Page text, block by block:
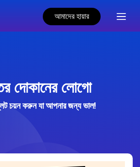
আমাদের হায়ার
দোকানের লোগো
চয়ন করুন যা আপনার জন্য ভাল!